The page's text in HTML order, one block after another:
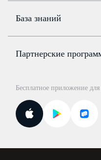
Цены
Бюро
Консультации по учёту и налогам
Курсы повышения квалификации
Госпроверки
Поиск ответа на вопрос
Новости законодательства
База знаний
Партнерские
Для самозанятых
Бесплатное приложение